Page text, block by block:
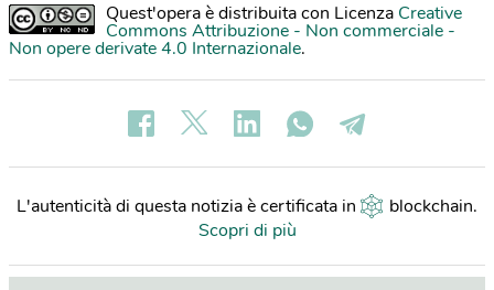
Quest'opera è distribuita con Licenza Creative
Commons Attribuzione - Non commerciale -
Non opere derivate 4.0 Internazionale.
L'autenticità di questa notizia è certificata in blockchain.
Scopri di più